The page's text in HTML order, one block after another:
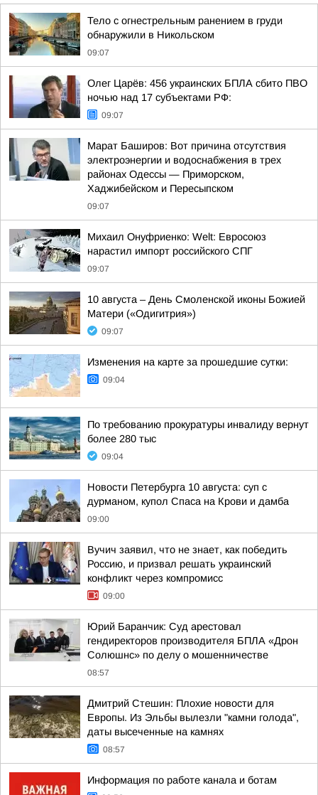
Тело с огнестрельным ранением в груди
обнаружили в Никольском
09:07
Олег Царёв: 456 украинских БПЛА сбито ПВО
ночью над 17 субъектами РФ:
09:07
Марат Баширов: Вот причина отсутствия
электроэнергии и водоснабжения в трех
районах Одессы — Приморском,
Хаджибейском и Пересыпском
09:07
Михаил Онуфриенко: Welt: Евросоюз
нарастил импорт российского СПГ
09:07
10 августа – День Смоленской иконы Божией
Матери («Одигитрия»)
09:07
Изменения на карте за прошедшие сутки:
09:04
По требованию прокуратуры инвалиду вернут
более 280 тыс
09:04
Новости Петербурга 10 августа: суп с
дурманом, купол Спаса на Крови и дамба
09:00
Вучич заявил, что не знает, как победить
Россию, и призвал решать украинский
конфликт через компромисс
09:00
Юрий Баранчик: Суд арестовал
гендиректоров производителя БПЛА «Дрон
Солюшнс» по делу о мошенничестве
08:57
Дмитрий Стешин: Плохие новости для
Европы. Из Эльбы вылезли "камни голода",
даты высеченные на камнях
08:57
Информация по работе канала и ботам